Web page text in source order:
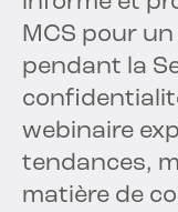
MCS pour
pendant la
webinaire
tendances,
matière de